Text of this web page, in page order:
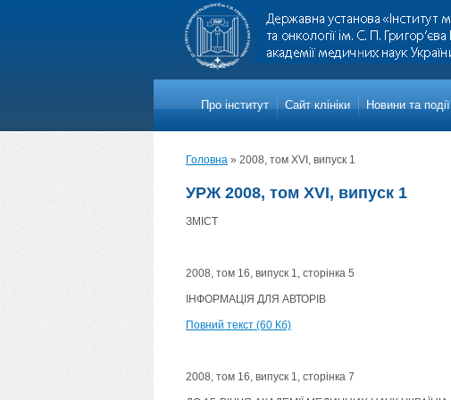
Про iнститут Сайт клініки Новини та події
Головна » 2008, том XVI, випуск 1
УРЖ 2008, том XVI, випуск 1
ЗМІСТ
2008, том 16, випуск 1, сторінка 5
ІНФОРМАЦІЯ ДЛЯ АВТОРІВ
Повний текст (60 Кб)
2008, том 16, випуск 1, сторінка 7